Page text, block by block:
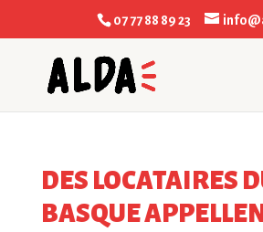
07 77 88 89 23
DES LOCATAIRES
BASQUE